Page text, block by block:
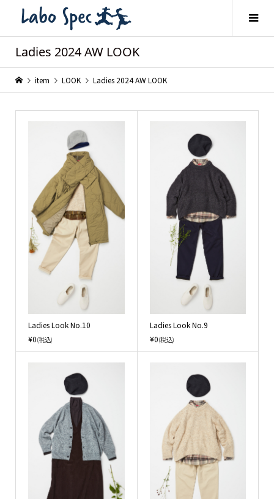
Ladies 2024 AW LOOK
item LOOK Ladies 2024 AW LOOK
Ladies Look No.10
¥0(税込)
Ladies Look No.9
¥0(税込)